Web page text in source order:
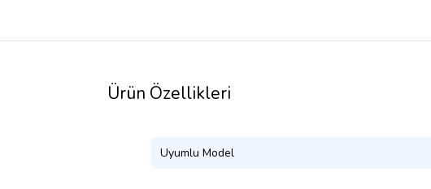
Ürün Özellikleri
Uyumlu Model